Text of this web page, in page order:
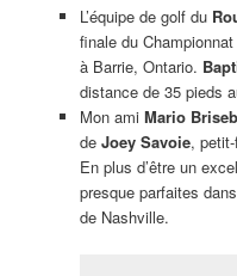
L’équipe de golf du
finale du
à Barrie, Ontario.
distance de 35 pieds
Mon ami Mario
de Joey Savoie,
En plus d’être un
presque parfaites
de Nashville.